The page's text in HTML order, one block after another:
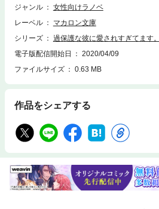
純愛!?ストーリー！
ジャンル
女性向けラノベ
レーベル
マカロン文庫
シリーズ
過保護な彼に愛されすぎてます。
電子版配信開始日
2020/04/09
ファイルサイズ
0.63 MB
作品をシェアする